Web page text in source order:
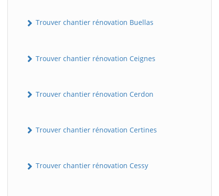
Trouver chantier rénovation Buellas
Trouver chantier rénovation Ceignes
Trouver chantier rénovation Cerdon
Trouver chantier rénovation Certines
Trouver chantier rénovation Cessy